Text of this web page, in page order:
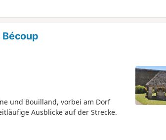
Bécoup
und Bouilland, vorbei am Dorf
Ausblicke auf der Strecke.